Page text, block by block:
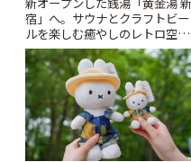
宿」へ。サウナとクラフトビー
ルを楽しむ癒やしのレトロ空間
| ことりっぷ